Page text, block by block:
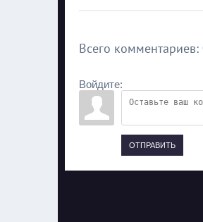
Всего комментариев:
Войдите:
ОТПРАВИТЬ